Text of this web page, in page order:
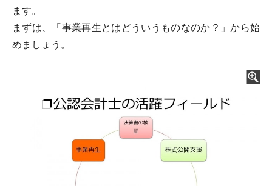
ます。
まずは、「事業再生とはどういうものなのか？」から始
めましょう。